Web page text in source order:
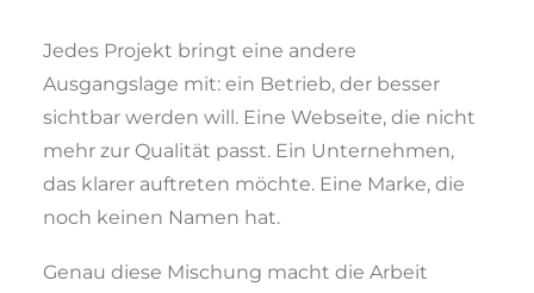
Jedes Projekt bringt eine andere
Ausgangslage mit: ein Betrieb, der besser
sichtbar werden will. Eine Webseite, die nicht
mehr zur Qualität passt. Ein Unternehmen,
das klarer auftreten möchte. Eine Marke, die
noch keinen Namen hat.
Genau diese Mischung macht die Arbeit